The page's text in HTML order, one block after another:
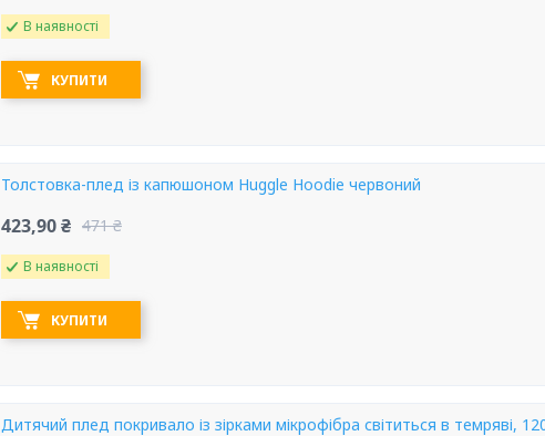
В наявності
КУПИТИ
Толстовка-плед із капюшоном Huggle Hoodie червоний
423,90 ₴ 471 ₴
В наявності
КУПИТИ
Дитячий плед покривало із зірками мікрофібра світиться в темряві,